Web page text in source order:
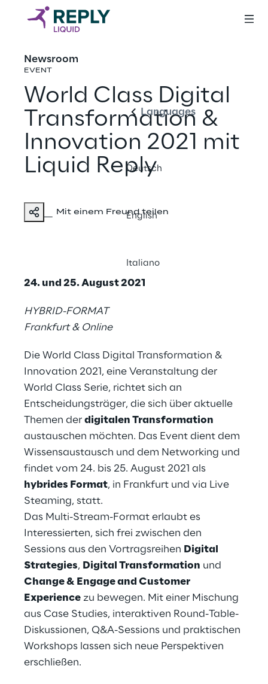
Newsroom
Languages
Deutsch
English
Italiano
EVENT
World Class Digital
Transformation &
Innovation 2021 mit
Liquid Reply
Mit einem Freund teilen
24. und 25. August 2021
HYBRID-FORMAT
Frankfurt & Online
Die World Class Digital Transformation &
Innovation 2021, eine Veranstaltung der
World Class Serie, richtet sich an
Entscheidungsträger, die sich über aktuelle
Themen der digitalen Transformation
austauschen möchten. Das Event dient dem
Wissensaustausch und dem Networking und
findet vom 24. bis 25. August 2021 als
hybrides Format, in Frankfurt und via Live
Steaming, statt.
Das Multi-Stream-Format erlaubt es
Interessierten, sich frei zwischen den
Sessions aus den Vortragsreihen Digital
Strategies, Digital Transformation und
Change & Engage and Customer
Experience zu bewegen. Mit einer Mischung
aus Case Studies, interaktiven Round-Table-
Diskussionen, Q&A-Sessions und praktischen
Workshops lassen sich neue Perspektiven
erschließen.